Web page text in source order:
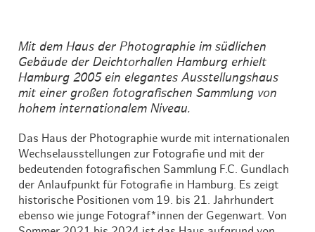
Mit dem Haus der Photographie im südlichen
Gebäude der Deichtorhallen Hamburg erhielt
Hamburg 2005 ein elegantes Ausstellungshaus
mit einer großen fotografischen Sammlung von
hohem internationalem Niveau.
Das Haus der Photographie wurde mit internationalen
Wechselausstellungen zur Fotografie und mit der
bedeutenden fotografischen Sammlung F.C. Gundlach
der Anlaufpunkt für Fotografie in Hamburg. Es zeigt
historische Positionen vom 19. bis 21. Jahrhundert
ebenso wie junge Fotograf*innen der Gegenwart. Von